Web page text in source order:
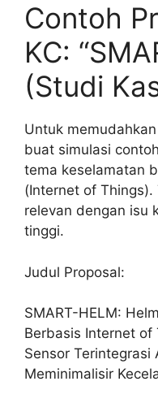
Contoh
KC:
(Studi
Untuk
buat simulasi
tema keselamatan
(Internet of Things).
relevan dengan isu
tinggi.
Judul Proposal:
SMART-HELM:
Berbasis Internet of
Sensor Terintegrasi
Meminimalisir